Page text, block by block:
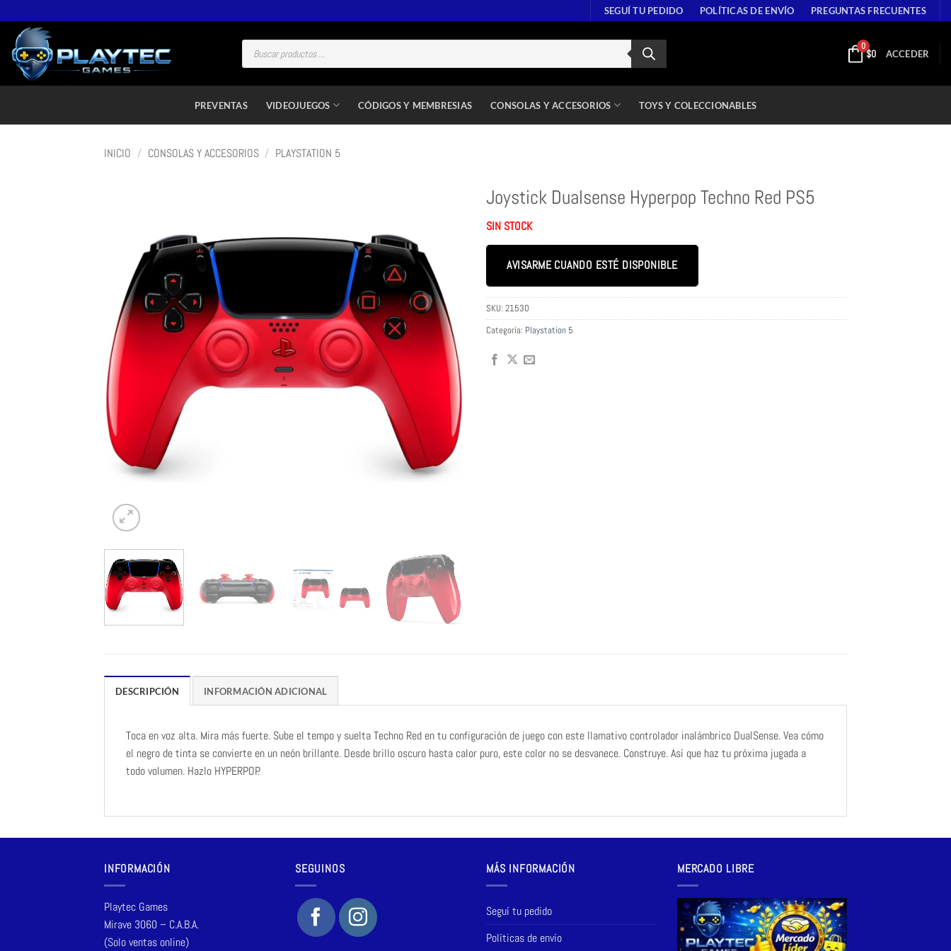
SEGUÍ TU PEDIDO POLÍTICAS DE ENVÍO PREGUNTAS FRECUENTES
0
$0 ACCEDER
PREVENTAS VIDEOJUEGOS CÓDIGOS Y MEMBRESIAS CONSOLAS Y ACCESORIOS TOYS Y COLECCIONABLES
INICIO / CONSOLAS Y ACCESORIOS / PLAYSTATION 5
Joystick Dualsense Hyperpop Techno Red PS5
SIN STOCK
AVISARME CUANDO ESTÉ DISPONIBLE
SKU: 21530
Categoría: Playstation 5
DESCRIPCIÓN INFORMACIÓN ADICIONAL
Toca en voz alta. Mira más fuerte. Sube el tempo y suelta Techno Red en tu configuración de juego con este llamativo controlador inalámbrico DualSense. Vea cómo
el negro de tinta se convierte en un neón brillante. Desde brillo oscuro hasta calor puro, este color no se desvanece. Construye. Así que haz tu próxima jugada a
todo volumen. Hazlo HYPERPOP.
INFORMACIÓN
Playtec Games
Mirave 3060 – C.A.B.A.
(Solo ventas online)
SEGUINOS MÁS INFORMACIÓN
Seguí tu pedido
Políticas de envío
MERCADO LIBRE